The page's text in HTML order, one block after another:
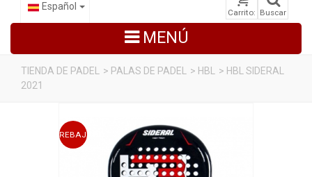
Carrito: Buscar
Español
MENÚ
ZAPATILLAS DE PADEL
TIENDA DE PADEL > PALAS DE PADEL > HBL > HBL SIDERAL
2021
REBAJADO